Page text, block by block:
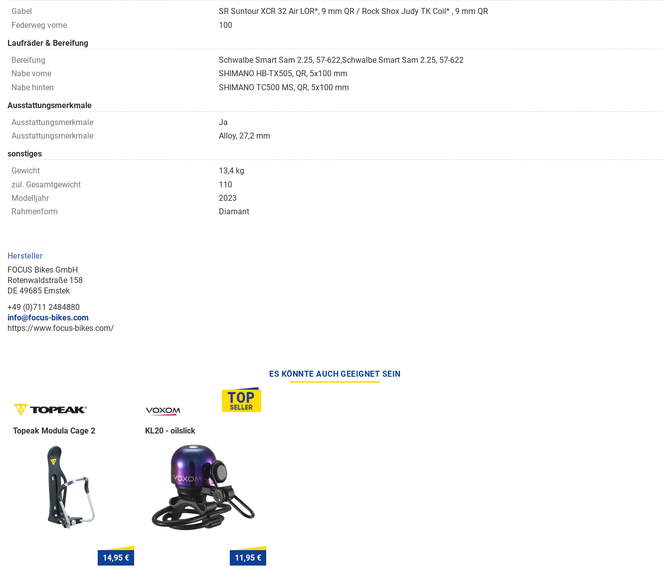
Gabel
SR Suntour XCR 32 Air LOR*, 9 mm QR / Rock Shox Judy TK Coil* , 9 mm QR
Federweg vorne
100
Laufräder & Bereifung
Bereifung
Schwalbe Smart Sam 2.25, 57-622,Schwalbe Smart Sam 2.25, 57-622
Nabe vorne
SHIMANO HB-TX505, QR, 5x100 mm
Nabe hinten
SHIMANO TC500 MS, QR, 5x100 mm
Ausstattungsmerkmale
Ausstattungsmerkmale
Ja
Ausstattungsmerkmale
Alloy, 27,2 mm
sonstiges
Gewicht
13,4 kg
zul. Gesamtgewicht
110
Modelljahr
2023
Rahmenform
Diamant
Hersteller
FOCUS Bikes GmbH
Rotenwaldstraße 158
DE 49685 Emstek
+49 (0)711 2484880
info@focus-bikes.com
https://www.focus-bikes.com/
ES KÖNNTE AUCH GEEIGNET SEIN
Topeak Modula Cage 2
14,95 €
KL20 - oilslick
11,95 €